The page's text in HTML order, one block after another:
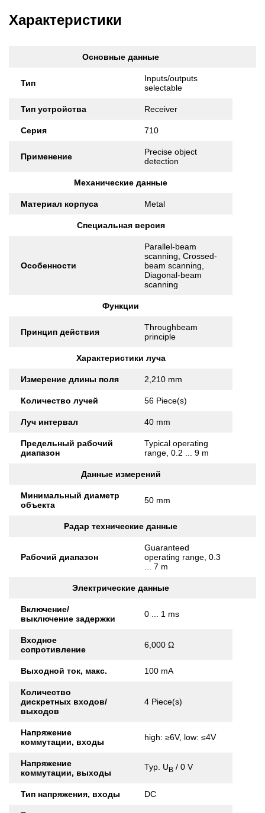
Характеристики
Основные данные
Тип
Inputs/outputs
selectable
Тип устройства Receiver
Серия 710
Применение
Precise object
detection
Механические данные
Материал корпуса Metal
Специальная версия
Особенности
Parallel-beam
scanning, Crossed-
beam scanning,
Diagonal-beam
scanning
Функции
Принцип действия
Throughbeam
principle
Характеристики луча
Измерение длины поля 2,210 mm
Количество лучей 56 Piece(s)
Луч интервал 40 mm
Предельный рабочий
диапазон
Typical operating
range, 0.2 ... 9 m
Данные измерений
Минимальный диаметр
объекта
50 mm
Радар технические данные
Рабочий диапазон
Guaranteed
operating range, 0.3
... 7 m
Электрические данные
Включение/
выключение задержки
0 ... 1 ms
Входное
сопротивление
6,000 Ω
Выходной ток, макс. 100 mA
Количество
дискретных входов/
выходов
4 Piece(s)
Напряжение
коммутации, входы
high: ≥6V, low: ≤4V
Напряжение
коммутации, выходы
Typ. UB / 0 V
Тип напряжения, входы DC